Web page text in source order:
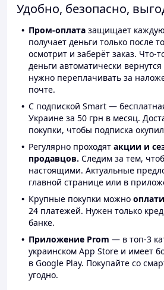
Удобно, безопасно,
Пром-оплата защищает
получает деньги только после
осмотрит и заберёт заказ.
деньги автоматически
нужно переплачивать за
почте.
С подпиской Smart —
Украине за 50 грн в месяц.
покупки, чтобы подписка
Регулярно проходят акции и
продавцов. Следим за тем,
настоящими. Актуальные
главной странице или в
Крупные покупки можно
24 платежей. Нужен только
банке.
Приложение Prom — в топ-3
украинском App Store и имеет
в Google Play. Покупайте со
угодно.